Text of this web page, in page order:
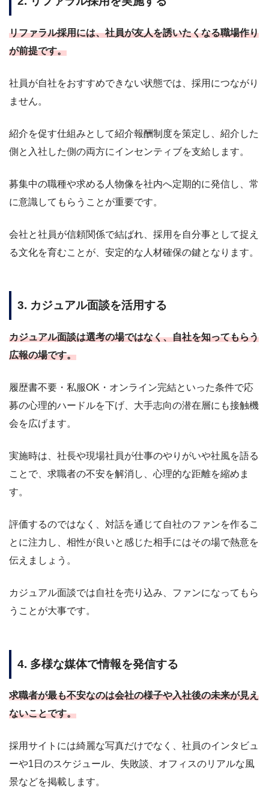
リファラル採用には、社員が友人を誘いたくなる職場作り
が前提です。
社員が自社をおすすめできない状態では、採用につながり
ません。
紹介を促す仕組みとして紹介報酬制度を策定し、紹介した
側と入社した側の両方にインセンティブを支給します。
募集中の職種や求める人物像を社内へ定期的に発信し、常
に意識してもらうことが重要です。
会社と社員が信頼関係で結ばれ、採用を自分事として捉え
る文化を育むことが、安定的な人材確保の鍵となります。
3. カジュアル面談を活用する
カジュアル面談は選考の場ではなく、自社を知ってもらう
広報の場です。
履歴書不要・私服OK・オンライン完結といった条件で応
募の心理的ハードルを下げ、大手志向の潜在層にも接触機
会を広げます。
実施時は、社長や現場社員が仕事のやりがいや社風を語る
ことで、求職者の不安を解消し、心理的な距離を縮めま
す。
評価するのではなく、対話を通じて自社のファンを作るこ
とに注力し、相性が良いと感じた相手にはその場で熱意を
伝えましょう。
カジュアル面談では自社を売り込み、ファンになってもら
うことが大事です。
4. 多様な媒体で情報を発信する
求職者が最も不安なのは会社の様子や入社後の未来が見え
ないことです。
採用サイトには綺麗な写真だけでなく、社員のインタビュ
ーや1日のスケジュール、失敗談、オフィスのリアルな風
景などを掲載します。